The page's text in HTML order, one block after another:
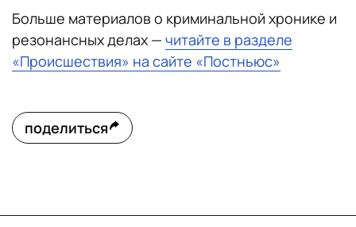
Больше материалов о криминальной хронике и
резонансных делах — читайте в разделе
«Происшествия» на сайте «Постньюс»
поделиться